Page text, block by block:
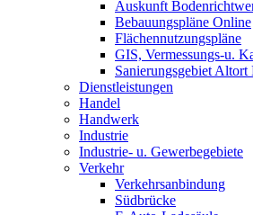
Auskunft
Bebauungspläne Online
Flächennutzungspläne
GIS, Vermessungs-u.
Sanierungsgebiet
Dienstleistungen
Handel
Handwerk
Industrie
Industrie- u. Gewerbegebiete
Verkehr
Verkehrsanbindung
Südbrücke